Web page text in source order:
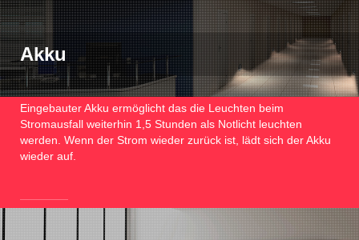
Akku
Eingebauter Akku ermöglicht das die Leuchten beim
Stromausfall weiterhin 1,5 Stunden als Notlicht leuchten
werden. Wenn der Strom wieder zurück ist, lädt sich der Akku
wieder auf.